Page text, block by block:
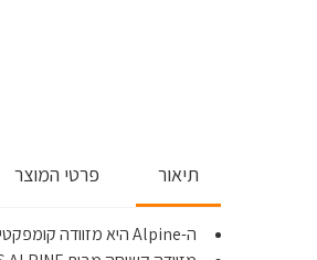
תיאור פרטי המוצר
ה-Alpine היא מזוודה קומפקטית ומרווחת בגודל 24 אינץ' שתכיל את כל מה שתצטרכו לנסיעה זוגית קצרה או שבוע יחיד בחו"ל.